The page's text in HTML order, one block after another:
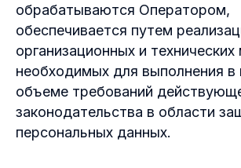
обрабатываются Оператором,
обеспечивается путем
организационных и технических
необходимых для выполнения в
объеме требований
законодательства в области
персональных данных.